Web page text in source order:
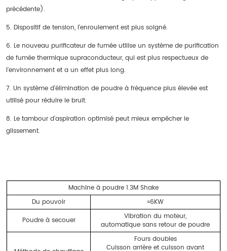
précédente).
5. Dispositif de tension, l'enroulement est plus soigné.
6. Le nouveau purificateur de fumée utilise un système de purification
de fumée thermique supraconducteur, qui est plus respectueux de
l'environnement et a un effet plus long.
7. Un système d'élimination de poudre à fréquence plus élevée est
utilisé pour réduire le bruit.
8. Le tambour d'aspiration optimisé peut mieux empêcher le
glissement.
Machine à poudre 1.3M Shake
Du pouvoir
≈6KW
Poudre à secouer
Vibration du moteur,
automatique sans retour de poudre
Fours doubles
Cuisson arrière et cuisson avant